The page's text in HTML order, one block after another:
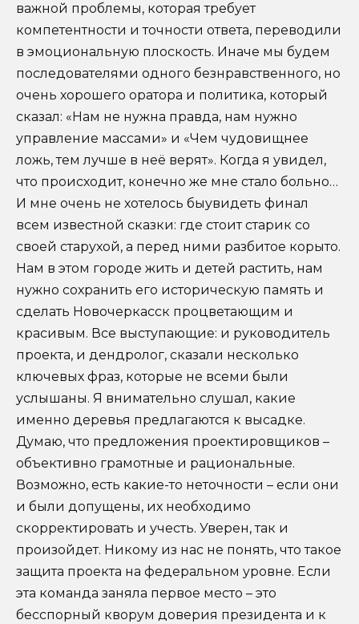
важной проблемы, которая требует
компетентности и точности ответа, переводили
в эмоциональную плоскость. Иначе мы будем
последователями одного безнравственного, но
очень хорошего оратора и политика, который
сказал: «Нам не нужна правда, нам нужно
управление массами» и «Чем чудовищнее
ложь, тем лучше в неё верят». Когда я увидел,
что происходит, конечно же мне стало больно…
И мне очень не хотелось быувидеть финал
всем известной сказки: где стоит старик со
своей старухой, а перед ними разбитое корыто.
Нам в этом городе жить и детей растить, нам
нужно сохранить его историческую память и
сделать Новочеркасск процветающим и
красивым. Все выступающие: и руководитель
проекта, и дендролог, сказали несколько
ключевых фраз, которые не всеми были
услышаны. Я внимательно слушал, какие
именно деревья предлагаются к высадке.
Думаю, что предложения проектировщиков –
объективно грамотные и рациональные.
Возможно, есть какие-то неточности – если они
и были допущены, их необходимо
скорректировать и учесть. Уверен, так и
произойдет. Никому из нас не понять, что такое
защита проекта на федеральном уровне. Если
эта команда заняла первое место – это
бесспорный кворум доверия президента и к